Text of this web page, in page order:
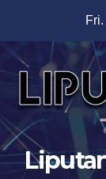
content